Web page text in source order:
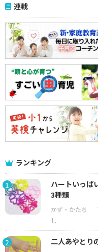
連載
ランキング
1
ハートいっぱ
3種類
2 二人あやとり